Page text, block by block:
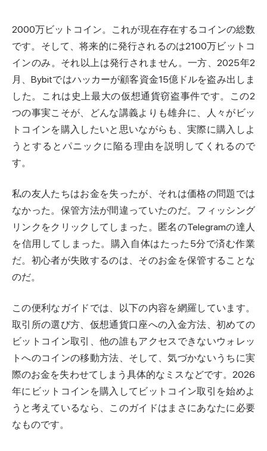
2000万ビットコイン。これが現在存在するコインの総数
です。そして、将来的に発行されるのは2100万ビットコ
インのみ。それ以上は発行されません。一方、2025年2
月、Bybitではハッカーが顧客資金15億ドルを盗み出しま
した。これは史上最大の仮想通貨窃盗事件です。この2
つの事実こそが、どんな講義よりも雄弁に、人々がビッ
トコインを購入したいと思いながらも、実際に購入しよ
うとするとパニックに陥る理由を説明してくれるので
す。
私の友人たちはお金を失ったが、それは価格の問題では
なかった。保管方法が間違っていたのだ。フィッシング
リンクをクリックしてしまった。匿名のTelegramの達人
を信用してしまった。購入自体はたった5分で済む作業
だ。 初心者が失敗するのは、そのお金を保管することな
のだ。
この便利なガイドでは、以下の内容を網羅しています。
取引所の選び方、仮想通貨口座への入金方法、初めての
ビットコイン取引、他の誰もアクセスできないウォレッ
トへのコインの移動方法、そして、気づかないうちに実
際のお金を失わせてしまう具体的なミスなどです。2026
年にビットコインを購入してビットコイン取引を始めよ
うと考えているなら、このガイドはまさにあなたに必要
なものです。